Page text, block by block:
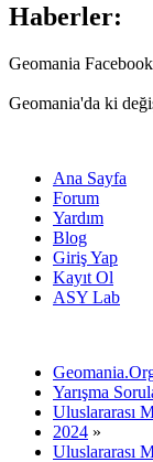
Haberler:
Geomania
Geomania'da ki
Ana Sayfa
Forum
Yardım
Blog
Giriş Yap
Kayıt Ol
ASY Lab
Yarışma
Uluslararası
2024 »
Uluslararası